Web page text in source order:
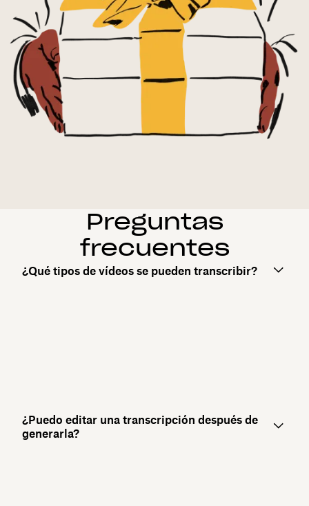
Preguntas
frecuentes
¿Qué tipos de vídeos se pueden transcribir?
¿Puedo editar una transcripción después de
generarla?